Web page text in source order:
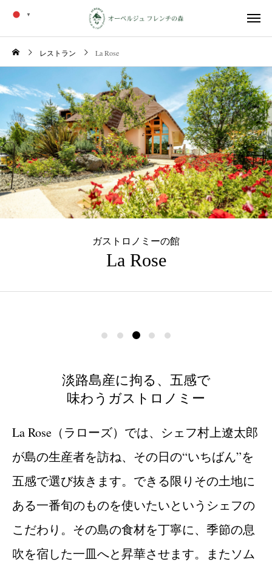
レストラン La Rose
ガストロノミーの館
La Rose
淡路島産に拘る、五感で
味わうガストロノミー
La Rose（ラローズ）では、シェフ村上遼太郎
が島の生産者を訪ね、その日の“いちばん”を
五感で選び抜きます。できる限りその土地に
ある一番旬のものを使いたいというシェフの
こだわり。その島の食材を丁寧に、季節の息
吹を宿した一皿へと昇華させます。またソム
▼